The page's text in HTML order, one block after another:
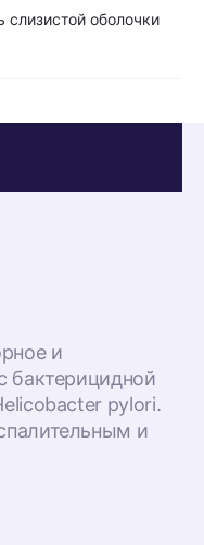
слизистой оболочки
и
бактерицидной
pylori.
и